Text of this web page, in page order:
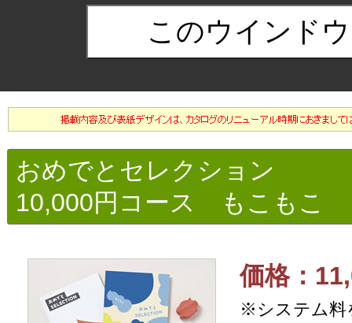
おめでとセレクション
10,000円コース もこもこ
価格：
※システム料